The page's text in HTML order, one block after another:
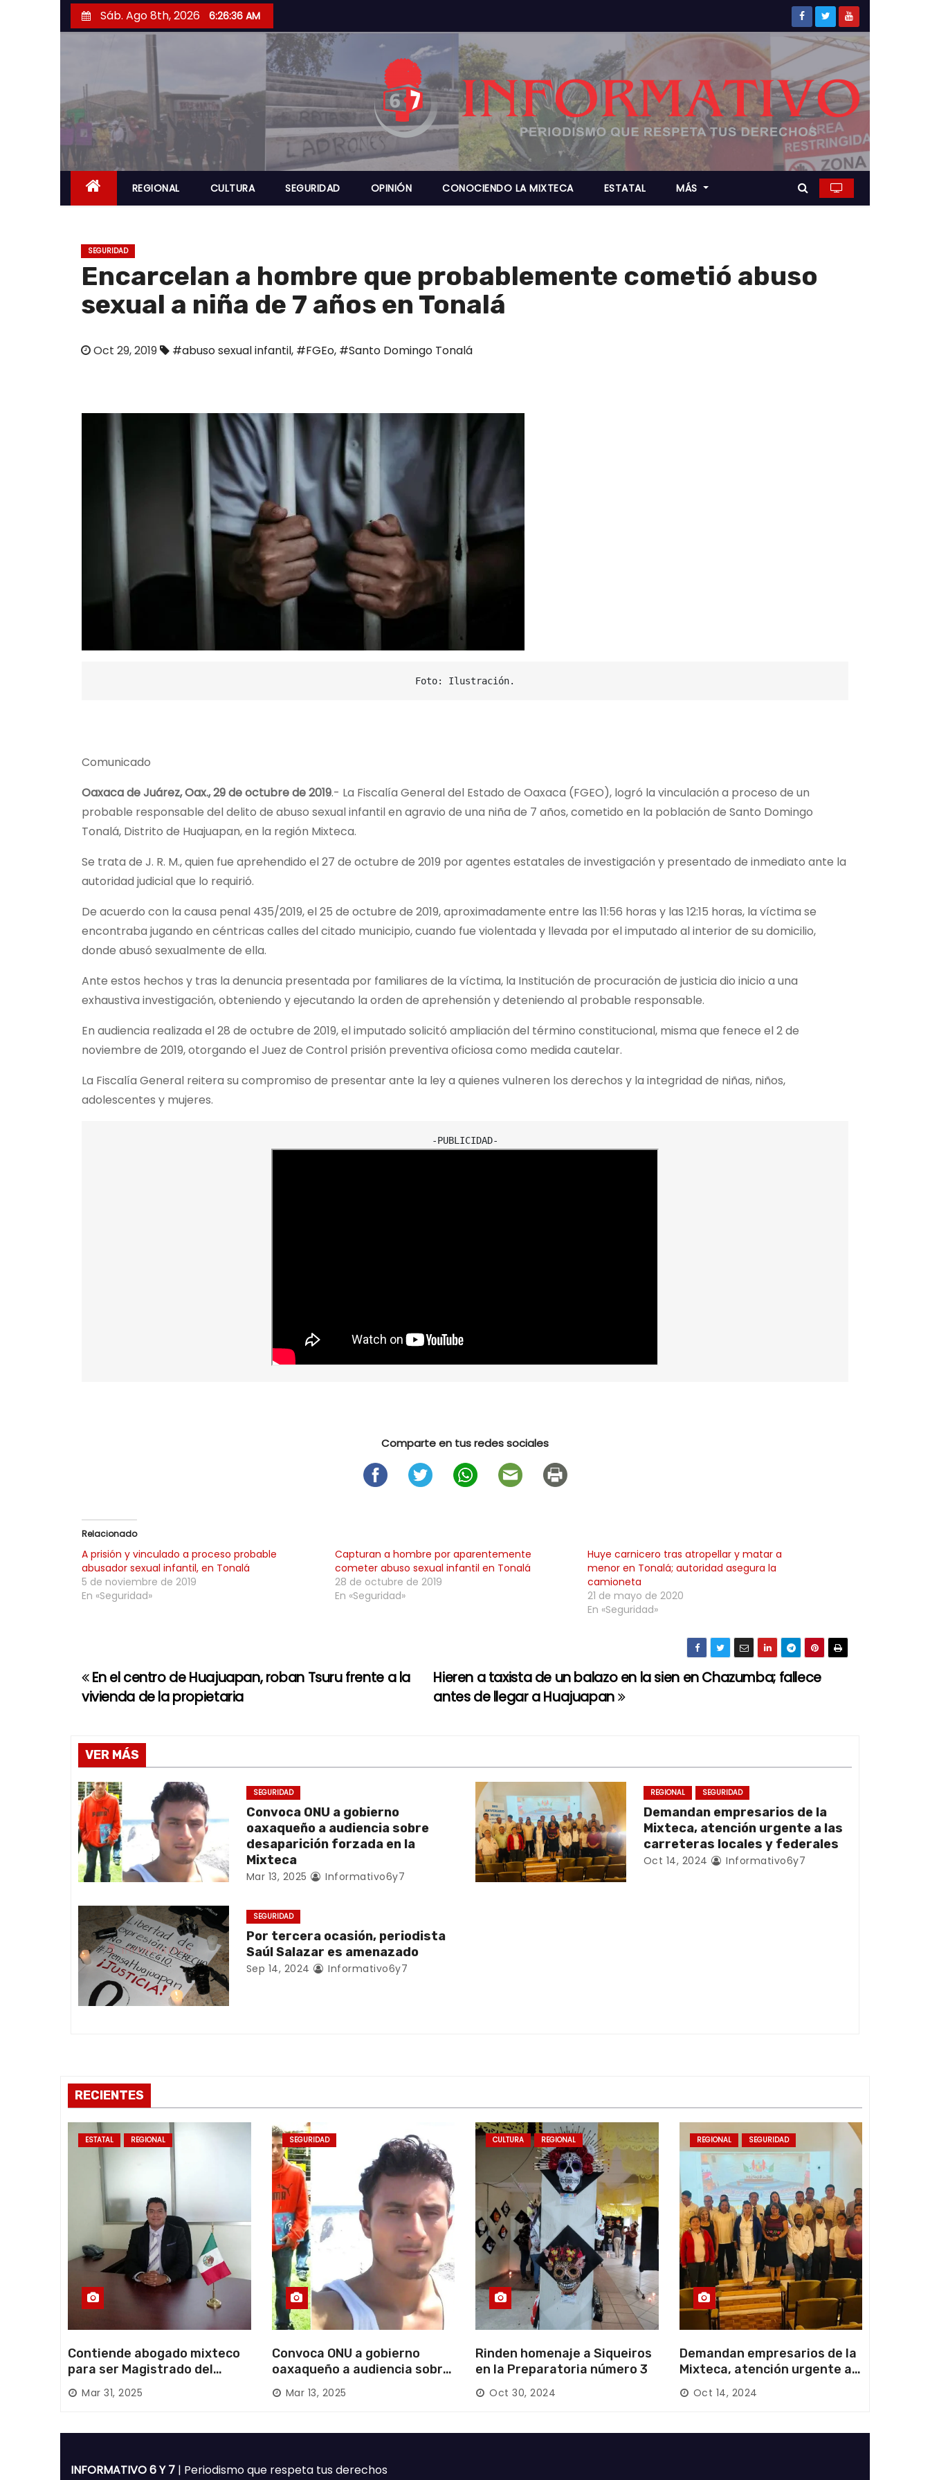
a
r
a
l
n
Sáb. Ago 8th, 2026 6:26:38 AM
REGIONAL CULTURA SEGURIDAD OPINIÓN CONOCIENDO LA MIXTECA ESTATAL MÁS
SEGURIDAD
Encarcelan a hombre que probablemente cometió abuso
sexual a niña de 7 años en Tonalá
Oct 29, 2019 #abuso sexual infantil, #FGEo, #Santo Domingo Tonalá
Foto: Ilustración.
Comunicado
Oaxaca de Juárez, Oax., 29 de octubre de 2019.- La Fiscalía General del Estado de Oaxaca (FGEO), logró la vinculación a proceso de un
probable responsable del delito de abuso sexual infantil en agravio de una niña de 7 años, cometido en la población de Santo Domingo
Tonalá, Distrito de Huajuapan, en la región Mixteca.
Se trata de J. R. M., quien fue aprehendido el 27 de octubre de 2019 por agentes estatales de investigación y presentado de inmediato ante la
autoridad judicial que lo requirió.
De acuerdo con la causa penal 435/2019, el 25 de octubre de 2019, aproximadamente entre las 11:56 horas y las 12:15 horas, la víctima se
encontraba jugando en céntricas calles del citado municipio, cuando fue violentada y llevada por el imputado al interior de su domicilio,
donde abusó sexualmente de ella.
Ante estos hechos y tras la denuncia presentada por familiares de la víctima, la Institución de procuración de justicia dio inicio a una
exhaustiva investigación, obteniendo y ejecutando la orden de aprehensión y deteniendo al probable responsable.
En audiencia realizada el 28 de octubre de 2019, el imputado solicitó ampliación del término constitucional, misma que fenece el 2 de
noviembre de 2019, otorgando el Juez de Control prisión preventiva oficiosa como medida cautelar.
La Fiscalía General reitera su compromiso de presentar ante la ley a quienes vulneren los derechos y la integridad de niñas, niños,
adolescentes y mujeres.
Comparte en tus redes sociales
Relacionado
A prisión y vinculado a proceso probable
abusador sexual infantil, en Tonalá
5 de noviembre de 2019
En «Seguridad»
Capturan a hombre por aparentemente
cometer abuso sexual infantil en Tonalá
28 de octubre de 2019
En «Seguridad»
Huye carnicero tras atropellar y matar a
menor en Tonalá; autoridad asegura la
camioneta
21 de mayo de 2020
En «Seguridad»
N
v
e
g
a
c
i
ó
n
d
e
t
r
a
s
Hieren a taxista de un balazo en la sien en Chazumba; fallece
antes de llegar a Huajuapan
En el centro de Huajuapan, roban Tsuru frente a la
vivienda de la propietaria
VER MÁS
SEGURIDAD
Convoca ONU a gobierno
oaxaqueño a audiencia sobre
desaparición forzada en la
Mixteca
Mar 13, 2025 Informativo6y7
REGIONAL SEGURIDAD
Demandan empresarios de la
Mixteca, atención urgente a las
carreteras locales y federales
Oct 14, 2024 Informativo6y7
SEGURIDAD
Por tercera ocasión, periodista
Saúl Salazar es amenazado
Sep 14, 2024 Informativo6y7
RECIENTES
ESTATAL REGIONAL
Contiende abogado mixteco
para ser Magistrado del
Poder Judicial; es originario
de Huajuapan de León
Mar 31, 2025
SEGURIDAD
Convoca ONU a gobierno
oaxaqueño a audiencia sobre
desaparición forzada en la
Mixteca
Mar 13, 2025
CULTURA REGIONAL
Rinden homenaje a Siqueiros
en la Preparatoria número 3
Oct 30, 2024
REGIONAL SEGURIDAD
Demandan empresarios de la
Mixteca, atención urgente a
las carreteras locales y
federales
Oct 14, 2024
INFORMATIVO 6 Y 7 | Periodismo que respeta tus derechos